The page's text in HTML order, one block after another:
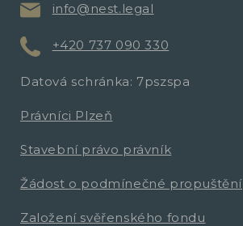
info@nest.legal
+420 737 090 330
Datová schránka: 7pszspa
Právníci Plzeň
Stavební právo právník
Žádost o podmínečné propuštění
Založení svěřenského fondu